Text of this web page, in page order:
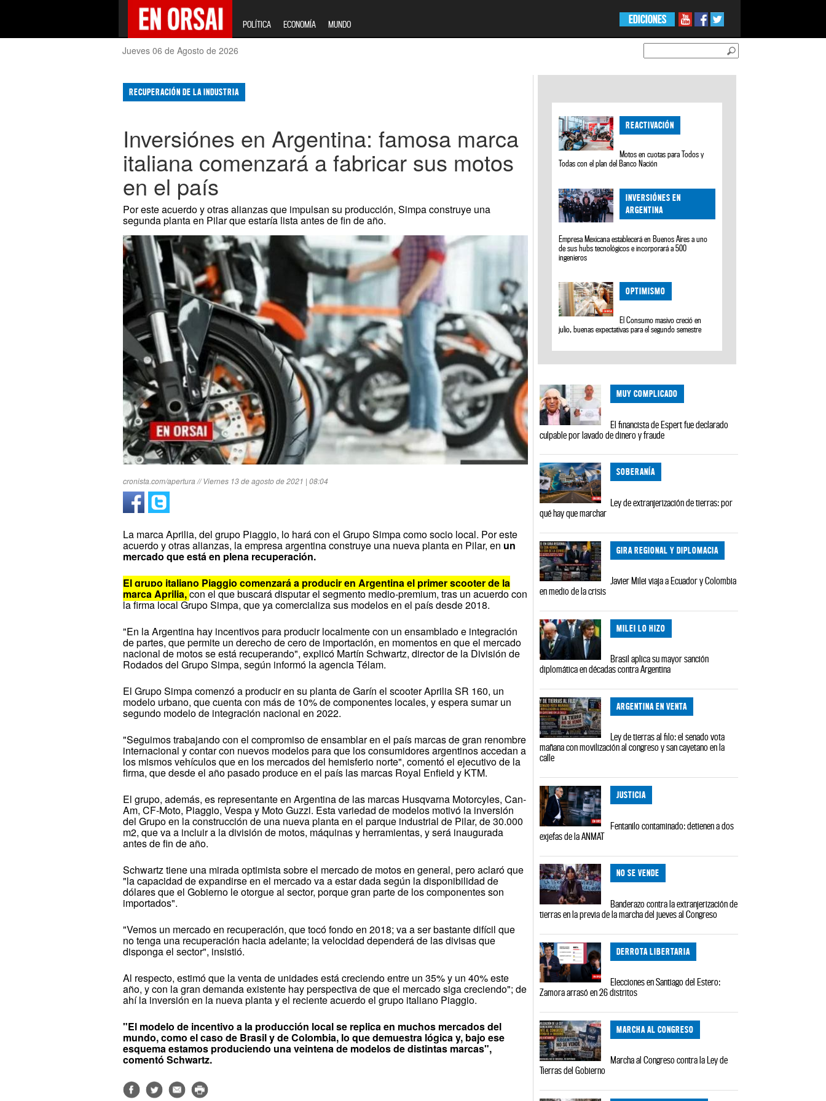
POLÍTICA ECONOMÍA MUNDO EDICIONES
Jueves 06 de Agosto de 2026
RECUPERACIÓN DE LA INDUSTRIA
Inversiónes en Argentina: famosa marca
italiana comenzará a fabricar sus motos
en el país
Por este acuerdo y otras alianzas que impulsan su producción, Simpa construye una
segunda planta en Pilar que estaría lista antes de fin de año.
cronista.com/apertura // Viernes 13 de agosto de 2021 | 08:04
La marca Aprilia, del grupo Piaggio, lo hará con el Grupo Simpa como socio local. Por este
acuerdo y otras alianzas, la empresa argentina construye una nueva planta en Pilar, en un
mercado que está en plena recuperación.
El grupo italiano Piaggio comenzará a producir en Argentina el primer scooter de la
marca Aprilia,con el que buscará disputar el segmento medio-premium, tras un acuerdo con
la firma local Grupo Simpa, que ya comercializa sus modelos en el país desde 2018.
"En la Argentina hay incentivos para producir localmente con un ensamblado e integración
de partes, que permite un derecho de cero de importación, en momentos en que el mercado
nacional de motos se está recuperando", explicó Martín Schwartz, director de la División de
Rodados del Grupo Simpa, según informó la agencia Télam.
El Grupo Simpa comenzó a producir en su planta de Garín el scooter Aprilia SR 160, un
modelo urbano, que cuenta con más de 10% de componentes locales, y espera sumar un
segundo modelo de integración nacional en 2022.
"Seguimos trabajando con el compromiso de ensamblar en el país marcas de gran renombre
internacional y contar con nuevos modelos para que los consumidores argentinos accedan a
los mismos vehículos que en los mercados del hemisferio norte", comentó el ejecutivo de la
firma, que desde el año pasado produce en el país las marcas Royal Enfield y KTM.
El grupo, además, es representante en Argentina de las marcas Husqvarna Motorcyles, Can-
Am, CF-Moto, Piaggio, Vespa y Moto Guzzi. Esta variedad de modelos motivó la inversión
del Grupo en la construcción de una nueva planta en el parque industrial de Pilar, de 30.000
m2, que va a incluir a la división de motos, máquinas y herramientas, y será inaugurada
antes de fin de año.
Schwartz tiene una mirada optimista sobre el mercado de motos en general, pero aclaró que
"la capacidad de expandirse en el mercado va a estar dada según la disponibilidad de
dólares que el Gobierno le otorgue al sector, porque gran parte de los componentes son
importados".
"Vemos un mercado en recuperación, que tocó fondo en 2018; va a ser bastante difícil que
no tenga una recuperación hacia adelante; la velocidad dependerá de las divisas que
disponga el sector", insistió.
Al respecto, estimó que la venta de unidades está creciendo entre un 35% y un 40% este
año, y con la gran demanda existente hay perspectiva de que el mercado siga creciendo"; de
ahí la inversión en la nueva planta y el reciente acuerdo el grupo italiano Piaggio.
"El modelo de incentivo a la producción local se replica en muchos mercados del
mundo, como el caso de Brasil y de Colombia, lo que demuestra lógica y, bajo ese
esquema estamos produciendo una veintena de modelos de distintas marcas",
comentó Schwartz.
REACTIVACIÓN
Motos en cuotas para Todos y
Todas con el plan del Banco Nación
INVERSIÓNES EN
ARGENTINA
Empresa Mexicana establecerá en Buenos Aires a uno
de sus hubs tecnológicos e incorporará a 500
ingenieros
OPTIMISMO
El Consumo masivo creció en
julio, buenas expectativas para el segundo semestre
MUY COMPLICADO
El financista de Espert fue declarado
culpable por lavado de dinero y fraude
SOBERANÍA
Ley de extranjerización de tierras: por
qué hay que marchar
GIRA REGIONAL Y DIPLOMACIA
Javier Milei viaja a Ecuador y Colombia
en medio de la crisis
MILEI LO HIZO
Brasil aplica su mayor sanción
diplomática en décadas contra Argentina
ARGENTINA EN VENTA
Ley de tierras al filo: el senado vota
mañana con movilización al congreso y san cayetano en la
calle
JUSTICIA
Fentanilo contaminado: detienen a dos
exjefas de la ANMAT
NO SE VENDE
Banderazo contra la extranjerización de
tierras en la previa de la marcha del jueves al Congreso
DERROTA LIBERTARIA
Elecciones en Santiago del Estero:
Zamora arrasó en 26 distritos
MARCHA AL CONGRESO
Marcha al Congreso contra la Ley de
Tierras del Gobierno